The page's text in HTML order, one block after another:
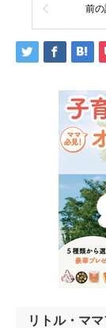
前
リトル・マ